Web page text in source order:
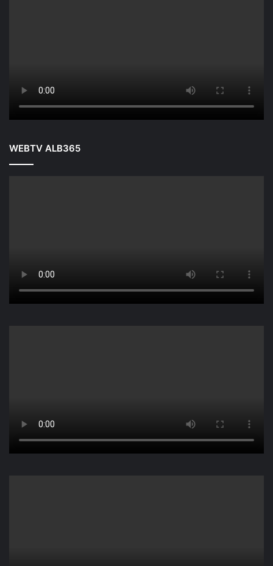
WEBTV ALB365